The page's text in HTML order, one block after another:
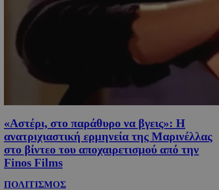
«Αστέρι, στο παράθυρο να βγεις»: H
ανατριχιαστική ερμηνεία της Μαρινέλλας
στο βίντεο του αποχαιρετισμού από την
Finos Films
ΠΟΛΙΤΙΣΜΟΣ